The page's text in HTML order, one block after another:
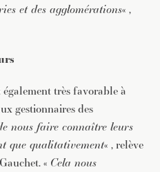
et des agglomérations« ,
très favorable à
gestionnaires des
nous faire connaître leurs
que qualitativement« , relève
« Cela nous